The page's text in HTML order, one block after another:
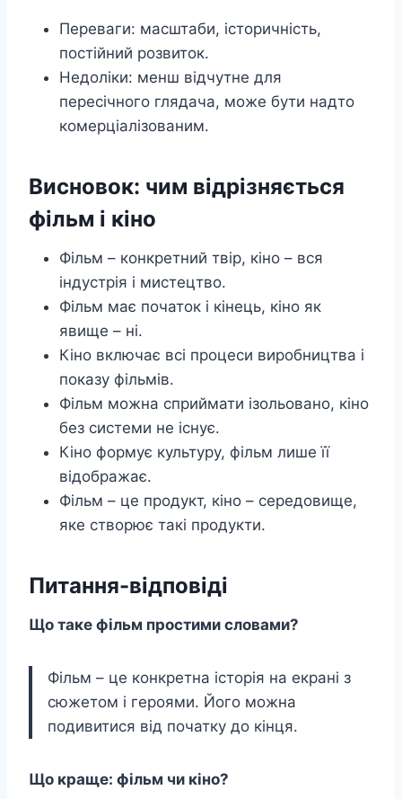
Переваги: масштаби, історичність,
постійний розвиток.
Недоліки: менш відчутне для
пересічного глядача, може бути надто
комерціалізованим.
Висновок: чим відрізняється
фільм і кіно
Фільм – конкретний твір, кіно – вся
індустрія і мистецтво.
Фільм має початок і кінець, кіно як
явище – ні.
Кіно включає всі процеси виробництва і
показу фільмів.
Фільм можна сприймати ізольовано, кіно
без системи не існує.
Кіно формує культуру, фільм лише її
відображає.
Фільм – це продукт, кіно – середовище,
яке створює такі продукти.
Питання-відповіді
Що таке фільм простими словами?
Фільм – це конкретна історія на екрані з
сюжетом і героями. Його можна
подивитися від початку до кінця.
Що краще: фільм чи кіно?